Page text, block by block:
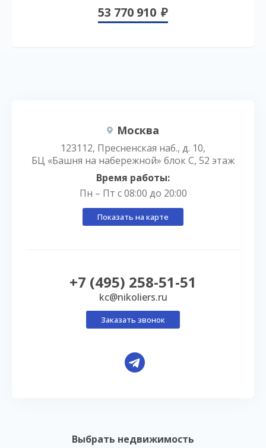
53 770 910
Выбрать недвижимость
Москва
123112, Пресненская наб., д. 10,
БЦ «Башня на набережной» блок С, 52 этаж
Время работы:
Пн – Пт с 08:00 до 20:00
Показать на карте
+7 (495) 258-51-51
kc@nikoliers.ru
Заказать звонок